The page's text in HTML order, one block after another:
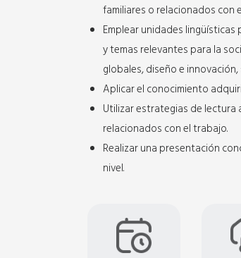
familiares o relacionados con
Emplear unidades
y temas relevantes para la
globales, diseño e
Aplicar el conocimiento
Utilizar estrategias de
relacionados con el trabajo.
Realizar una presentación
nivel.